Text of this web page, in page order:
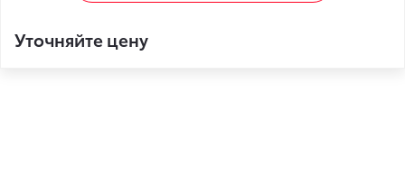
Уточняйте цену